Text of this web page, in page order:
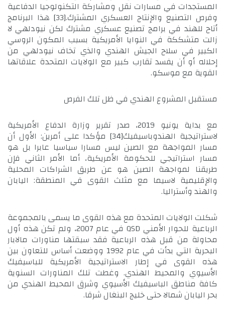
المستجدات في مسارات نقل ومشاركة التكنولوجيا الدفاعية
وفرص التصنيع والإنتاج العسكري المشترك.[33] هذا البرنامج
أتاح للهند في برامج تصنيع عسكري مشترك لكن نيودلهي لا
زالت متشككة في النوايا الأمريكية بسبب المكون الروسي
الكبير في سلاح الجيش الهندي والذي تخاف نيودلهي من
إحلاله أو أن يفسد تقارب كبير مع الولايات المتحدة علاقاتها
القوية مع موسكو.
مستقبل المشروع الهندي في ظل تلك الفرص
مع بداية يونيو 2019، صدر تقرير وزارة الدفاع الأمريكية
لاستراتيجية الهندوباسيفيك[34] مؤكدا على أمرين: الأول أن
مسار المواجهة مع الصين ليس مسارا سياسيا عابرا بل هو
مسار استراتيجي للحكومة الأمريكية، أما الأمر الثاني فإن
طريقنا لمواجهة الصين هو عن طريق الشراكات المحلية
والإقليمية لاسيما مع مثلث القوى في المنطقة: اليابان
والهند وأستراليا.
شكلت الولايات المتحدة مع هذه القوى ما يسمى بالمجموعة
الرباعية للحوار الأمني QSD في عام 2007، ولم تكن هذه أول
محاولة من قبل هذه الرباعية فقد سبقتها مناورات مالابار
البحرية التي بدأت في عام 1992 ووضعت أساس للتعاون بين
هذه القوى في إطار الاستراتيجية الأمريكية للباسيفيك
الأسيوي والمحيط الهندي. وغطت تلك المناورات السنوية
كافة مناطق الباسيفيك الأسيوي وشرق المحيط الهندي من
بحر اليابان شمالا حتى خليج البنغال شرقا.